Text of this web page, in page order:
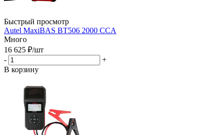
Быстрый просмотр
Autel MaxiBAS BT506 2000 CCA
Много
16 625 ₽/шт
-
+
В корзину